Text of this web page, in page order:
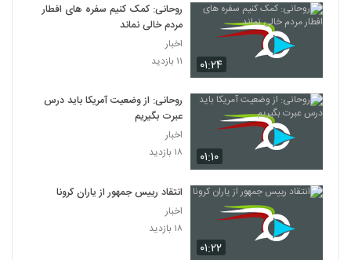
۰۱:۲۴
روحانی: کمک کنیم سفره‌ های افطار
مردم خالی نماند
اخبار
۱۱ بازدید
۰۱:۱۰
روحانی: از وضعیت آمریکا باید درس
عبرت بگیریم
اخبار
۱۸ بازدید
۰۱:۲۲
انتقاد رییس جمهور از یاران کرونا
اخبار
۱۸ بازدید